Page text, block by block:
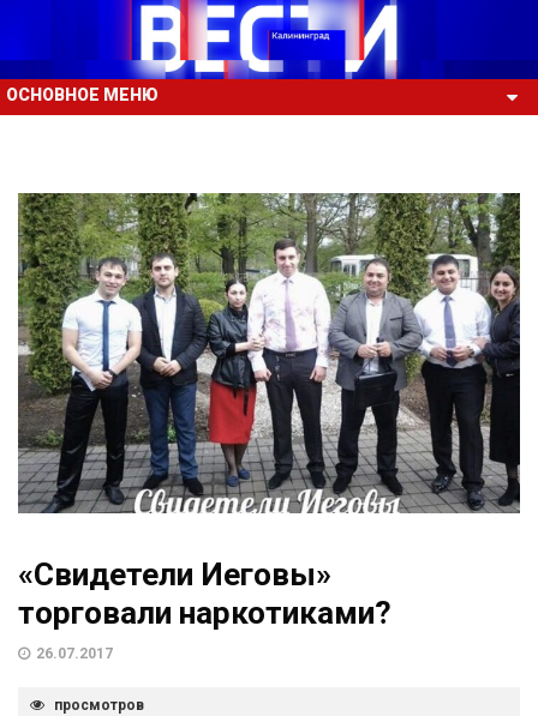
ОСНОВНОЕ МЕНЮ
«Свидетели Иеговы»
торговали наркотиками?
26.07.2017
просмотров